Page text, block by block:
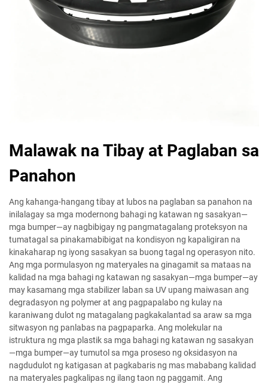
Malawak na Tibay at Paglaban sa
Panahon
Ang kahanga-hangang tibay at lubos na paglaban sa panahon na
inilalagay sa mga modernong bahagi ng katawan ng sasakyan—
mga bumper—ay nagbibigay ng pangmatagalang proteksyon na
tumatagal sa pinakamabibigat na kondisyon ng kapaligiran na
kinakaharap ng iyong sasakyan sa buong tagal ng operasyon nito.
Ang mga pormulasyon ng materyales na ginagamit sa mataas na
kalidad na mga bahagi ng katawan ng sasakyan—mga bumper—ay
may kasamang mga stabilizer laban sa UV upang maiwasan ang
degradasyon ng polymer at ang pagpapalabo ng kulay na
karaniwang dulot ng matagalang pagkakalantad sa araw sa mga
sitwasyon ng panlabas na pagpaparka. Ang molekular na
istruktura ng mga plastik sa mga bahagi ng katawan ng sasakyan
—mga bumper—ay tumutol sa mga proseso ng oksidasyon na
nagdudulot ng katigasan at pagkabaris ng mas mababang kalidad
na materyales pagkalipas ng ilang taon ng paggamit. Ang